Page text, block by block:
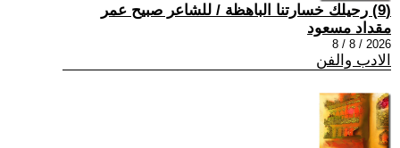
(9) رحيلك خسارتنا الباهظة / للشاعر صبيح عمر
مقداد مسعود
2026 / 8 / 8
الادب والفن